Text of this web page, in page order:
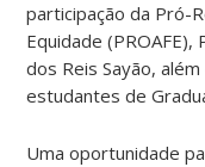
participação da Pró-
Equidade (PROAFE),
dos Reis Sayão,
estudantes de
Uma oportunidade